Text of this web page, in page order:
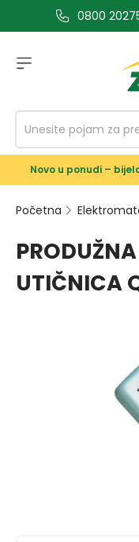
glavni sadržaj
0800
Novo u ponudi –
Početna
UTIČNICA